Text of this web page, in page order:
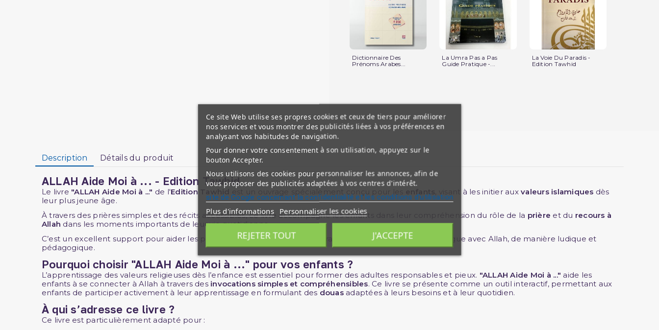
Dictionnaire Des
Prénoms Arabes...
La Umra Pas a Pas
Guide Pratique -...
La Voie Du Paradis -
Edition Tawhid
Description Détails du produit
ALLAH Aide Moi à ... - Edition Tawhid
Le livre "ALLAH Aide Moi à ..." de l'Edition est un ouvrage spécialement conçu pour les enfants , visant à les initier auxvaleurs islamiques dès
leur plus jeune âge.
À travers des prières simples et des récits accessibles, ce livre accompagne les enfants dans leur compréhension du rôle de la prière et du recours à
Allah dans les moments importants de leur vie quotidienne.
C’est un excellent support pour aider les parents à enseigner la piété, la gratitude, et l’importance du dialogue avec Allah, de manière ludique et
pédagogique.
Pourquoi choisir "ALLAH Aide Moi à ..." pour vos enfants ?
L’apprentissage des valeurs religieuses dès l’enfance est essentiel pour former des adultes responsables et pieux. "ALLAH Aide Moi à ..." aide les
enfants à se connecter à Allah à travers des invocations simples et compréhensibles. Ce livre se présente comme un outil interactif, permettant aux
enfants de participer activement à leur apprentissage en formulant des douasadaptées à leurs besoins et à leur quotidien.
À qui s’adresse ce livre ?
Ce livre est particulièrement adapté pour :
Ce site Web utilise ses propres cookies et ceux de tiers pour améliorer
nos services et vous montrer des publicités liées à vos préférences en
analysant vos habitudes de navigation.
Pour donner votre consentement à son utilisation, appuyez sur le
bouton Accepter.
Nous utilisons des cookies pour personnaliser les annonces, afin de
vous proposer des publicités adaptées à vos centres d'intérêt.
site de Google concernant la confidentialité et les conditions d'utilisation
Plus d'informations Personnaliser les cookies
REJETER TOUT J'ACCEPTE